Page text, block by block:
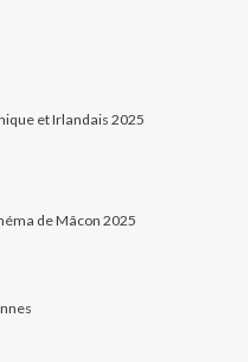
et Irlandais 2025
de Mâcon 2025